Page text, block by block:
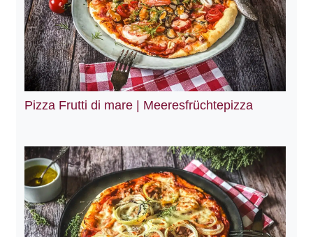
Pizza Frutti di mare | Meeresfrüchtepizza